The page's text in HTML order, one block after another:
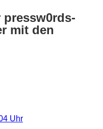
pressw0rds-
mit den
Uhr